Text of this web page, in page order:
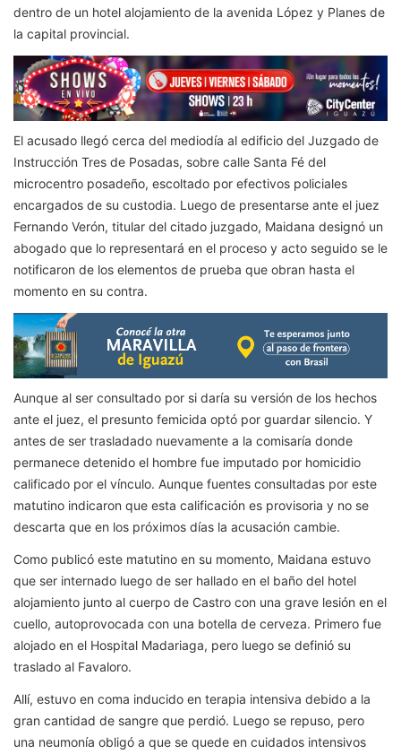
dentro de un hotel alojamiento de la avenida López y Planes de
la capital provincial.
El acusado llegó cerca del mediodía al edificio del Juzgado de
Instrucción Tres de Posadas, sobre calle Santa Fé del
microcentro posadeño, escoltado por efectivos policiales
encargados de su custodia. Luego de presentarse ante el juez
Fernando Verón, titular del citado juzgado, Maidana designó un
abogado que lo representará en el proceso y acto seguido se le
notificaron de los elementos de prueba que obran hasta el
momento en su contra.
Aunque al ser consultado por si daría su versión de los hechos
ante el juez, el presunto femicida optó por guardar silencio. Y
antes de ser trasladado nuevamente a la comisaría donde
permanece detenido el hombre fue imputado por homicidio
calificado por el vínculo. Aunque fuentes consultadas por este
matutino indicaron que esta calificación es provisoria y no se
descarta que en los próximos días la acusación cambie.
Como publicó este matutino en su momento, Maidana estuvo
que ser internado luego de ser hallado en el baño del hotel
alojamiento junto al cuerpo de Castro con una grave lesión en el
cuello, autoprovocada con una botella de cerveza. Primero fue
alojado en el Hospital Madariaga, pero luego se definió su
traslado al Favaloro.
Allí, estuvo en coma inducido en terapia intensiva debido a la
gran cantidad de sangre que perdió. Luego se repuso, pero
una neumonía obligó a que se quede en cuidados intensivos